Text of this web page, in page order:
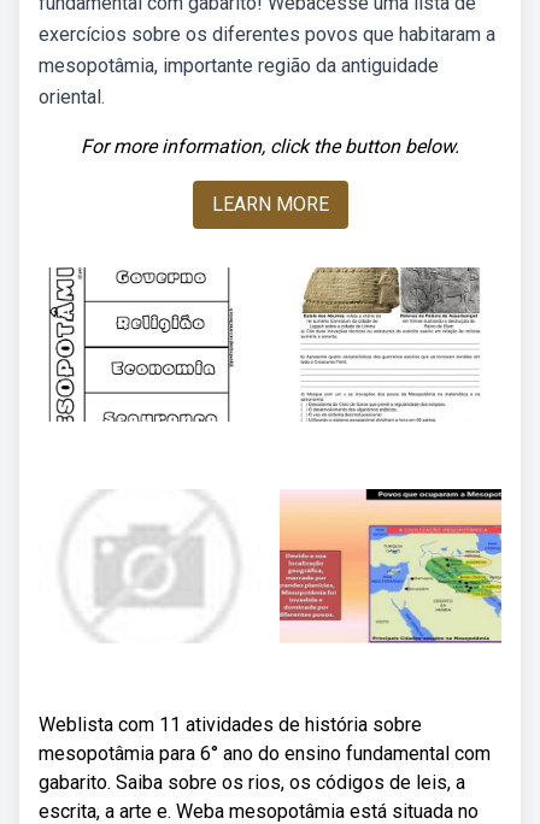
exercícios sobre os diferentes povos que habitaram a
mesopotâmia, importante região da antiguidade
oriental.
For more information, click the button below.
LEARN MORE
Weblista com 11 atividades de história sobre
mesopotâmia para 6° ano do ensino fundamental com
gabarito. Saiba sobre os rios, os códigos de leis, a
escrita, a arte e. Weba mesopotâmia está situada no